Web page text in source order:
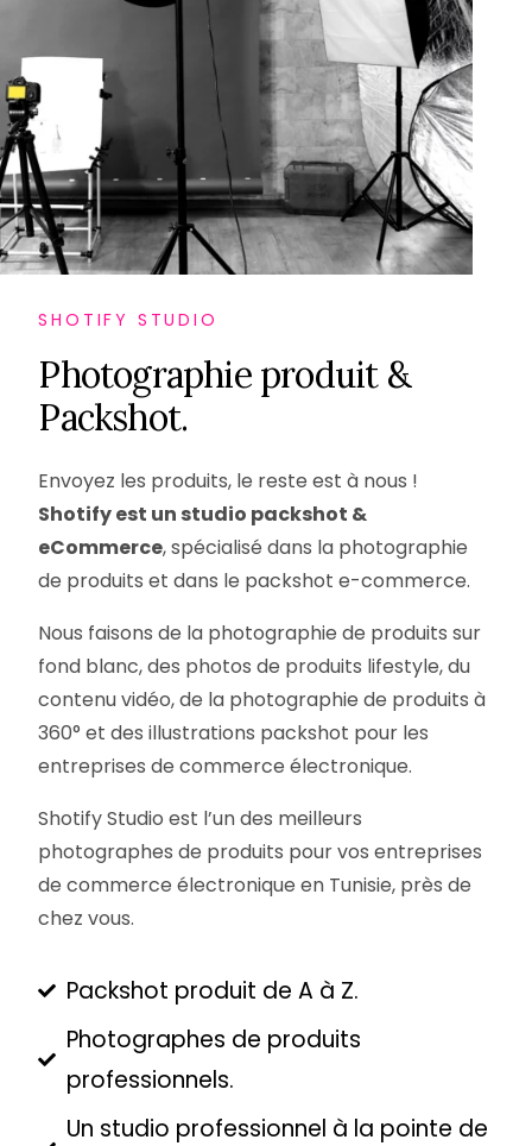
SHOTIFY STUDIO
Photographie produit &
Packshot.
Envoyez les produits, le reste est à nous !
Shotify est un studio packshot &
eCommerce, spécialisé dans la photographie
de produits et dans le packshot e-commerce.
Nous faisons de la photographie de produits sur
fond blanc, des photos de produits lifestyle, du
contenu vidéo, de la photographie de produits à
360° et des illustrations packshot pour les
entreprises de commerce électronique.
Shotify Studio est l’un des meilleurs
photographes de produits pour vos entreprises
de commerce électronique en Tunisie, près de
chez vous.
Packshot produit de A à Z.
Photographes de produits
professionnels.
Un studio professionnel à la pointe de